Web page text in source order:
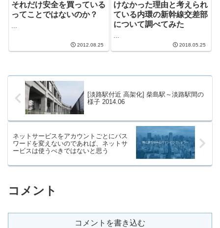
それだけ安全を買っている
ってことではないのか？
...
2012.08.25
けなかった理由と考えられ
ている内環の新幹線交差部
について調べてみた
...
2018.05.25
[淡路駅付近 高架化] 柴島駅～淡路駅間の
様子 2014.06
ネットサービスをアカウントごとにパス
ワードを変えないのであれば、ネットサ
ービスは使うべきではないと思う
コメント
コメントを書き込む